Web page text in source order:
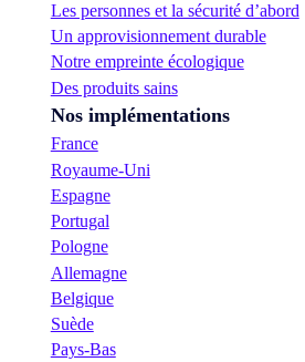
Les personnes et la sécurité d’abord
Un approvisionnement durable
Notre empreinte écologique
Des produits sains
Nos implémentations
France
Royaume-Uni
Espagne
Portugal
Pologne
Allemagne
Belgique
Suède
Pays-Bas